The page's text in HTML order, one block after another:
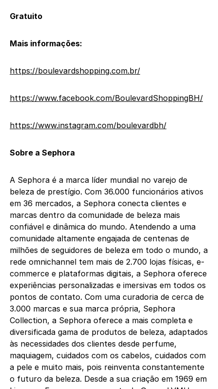
Gratuito
Mais informações:
https://boulevardshopping.com.br/
https://www.facebook.com/BoulevardShoppingBH/
https://www.instagram.com/boulevardbh/
Sobre a Sephora
A Sephora é a marca líder mundial no varejo de
beleza de prestígio. Com 36.000 funcionários ativos
em 36 mercados, a Sephora conecta clientes e
marcas dentro da comunidade de beleza mais
confiável e dinâmica do mundo. Atendendo a uma
comunidade altamente engajada de centenas de
milhões de seguidores de beleza em todo o mundo, a
rede omnichannel tem mais de 2.700 lojas físicas, e-
commerce e plataformas digitais, a Sephora oferece
experiências personalizadas e imersivas em todos os
pontos de contato. Com uma curadoria de cerca de
3.000 marcas e sua marca própria, Sephora
Collection, a Sephora oferece a mais completa e
diversificada gama de produtos de beleza, adaptados
às necessidades dos clientes desde perfume,
maquiagem, cuidados com os cabelos, cuidados com
a pele e muito mais, pois reinventa constantemente
o futuro da beleza. Desde a sua criação em 1969 em